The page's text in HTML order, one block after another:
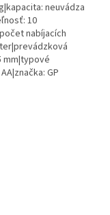
neuvádza
10
nabíjacích
mm|typové
GP